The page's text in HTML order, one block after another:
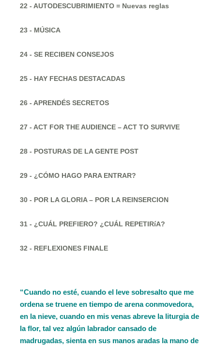
22 - AUTODESCUBRIMIENTO = Nuevas reglas
23 - MÚSICA
24 - SE RECIBEN CONSEJOS
25 - HAY FECHAS DESTACADAS
26 - APRENDÉS SECRETOS
27 - ACT FOR THE AUDIENCE – ACT TO SURVIVE
28 - POSTURAS DE LA GENTE POST
29 - ¿CÓMO HAGO PARA ENTRAR?
30 - POR LA GLORIA – POR LA REINSERCION
31 - ¿CUÁL PREFIERO? ¿CUÁL REPETIRíA?
32 - REFLEXIONES FINALE
“Cuando no esté, cuando el leve sobresalto que me
ordena se truene en tiempo de arena conmovedora,
en la nieve, cuando en mis venas abreve la liturgia de
la flor, tal vez algún labrador cansado de
madrugadas, sienta en sus manos aradas la mano de